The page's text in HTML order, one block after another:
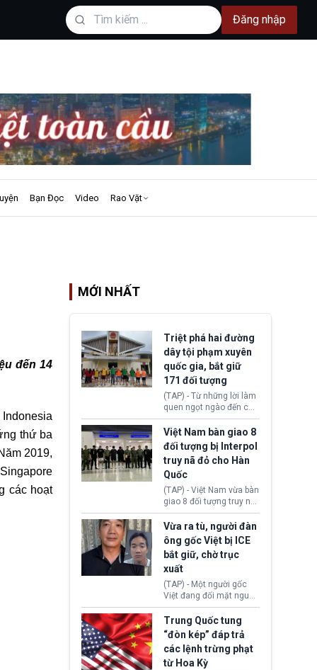
Đăng nhập
Bạn Đọc Video Rao Vặt
đến 14
thứ ba
2019,
các hoạt
MỚI NHẤT
Triệt phá hai đường
dây tội phạm xuyên
quốc gia, bắt giữ
171 đối tượng
(TAP) - Từ những lời làm
quen ngọt ngào đến các
“sàn vàng ảo”, bất động
sản trực tuyến cùng
đường dây đánh bạc quy
mô lớn, hai tổ chức tội
phạm xuyên quốc gia đã
dựng lên mạng lưới hoạt
động tại Việt Nam và
Lào, lôi kéo hàng nghìn
người tham gia, luân
chuyển dòng tiền qua
nhiều lớp tài khoản. Sau
hơn 2 tuần phối hợp truy
xét, lực lượng chức năng
hai nước đã bắt giữ 171
Việt Nam bàn giao 8
đối tượng bị Interpol
truy nã đỏ cho Hàn
Quốc
(TAP) - Việt Nam vừa bàn
giao 8 đối tượng truy nã
đỏ Interpol cho lực lượng
chức năng Hàn Quốc.
Nhóm này bị xác định
lừa đảo 619 nạn nhân,
chiếm đoạt hơn 17,7 tỷ
KRW.
Vừa ra tù, người đàn
ông gốc Việt bị ICE
bắt giữ, chờ trục
xuất
(TAP) - Một người gốc
Việt đang đối mặt nguy
cơ bị trục xuất khỏi Hoa
Kỳ sau khi đã chấp hành
xong bản án liên quan
đến tội ác từ hơn 30
năm trước tại California.
Trung Quốc tung
“đòn kép” đáp trả
các lệnh trừng phạt
từ Hoa Kỳ